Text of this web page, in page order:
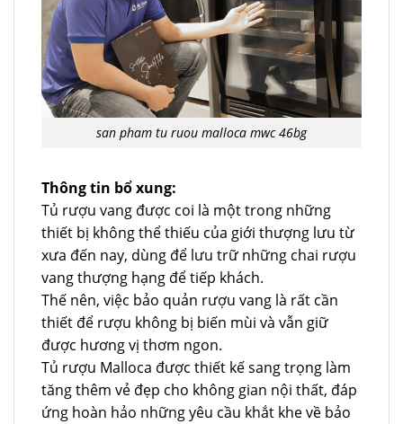
san pham tu ruou malloca mwc 46bg
Thông tin bổ xung:
Tủ rượu vang được coi là một trong những
thiết bị không thể thiếu của giới thượng lưu từ
xưa đến nay, dùng để lưu trữ những chai rượu
vang thượng hạng để tiếp khách.
Thế nên, việc bảo quản rượu vang là rất cần
thiết để rượu không bị biến mùi và vẫn giữ
được hương vị thơm ngon.
Tủ rượu Malloca được thiết kế sang trọng làm
tăng thêm vẻ đẹp cho không gian nội thất, đáp
ứng hoàn hảo những yêu cầu khắt khe về bảo